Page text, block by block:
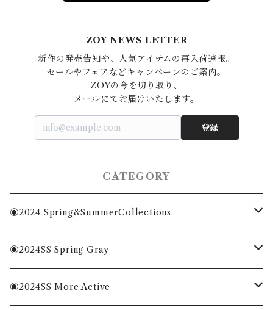
ZOY NEWS LETTER
新作の発売告知や、人気アイテムの再入荷速報。
セールやフェアなどキャンペーンのご案内。
ZOYの今を切り取り、
登録
CATEGORY
◉2024 Spring&SummerCollections
MENS
WOMENS
◉2024SS Spring Gray
MENS
◉2024SS More Active